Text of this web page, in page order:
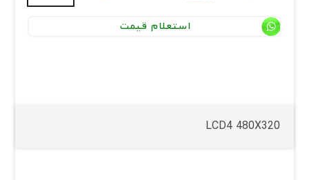
استعلام قیمت
LCD4 480X320